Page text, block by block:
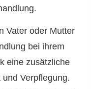
Vater oder Mutter
bei ihrem
eine zusätzliche
Verpflegung.